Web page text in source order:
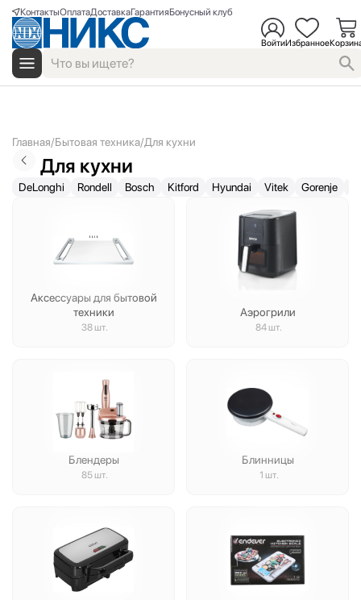
КонтактыОплатаДоставкаГарантияБонусный клуб
ВойтиИзбранное
Главная Бытовая техника Для кухни
Для кухни
DeLonghi Rondell Bosch Kitford Hyundai Vitek Gorenje
Аксессуары для бытовой
техники
38 шт.
Аэрогрили
84 шт.
Блендеры
85 шт.
Блинницы
1 шт.